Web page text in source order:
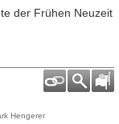
der Frühen Neuzeit
Hengerer